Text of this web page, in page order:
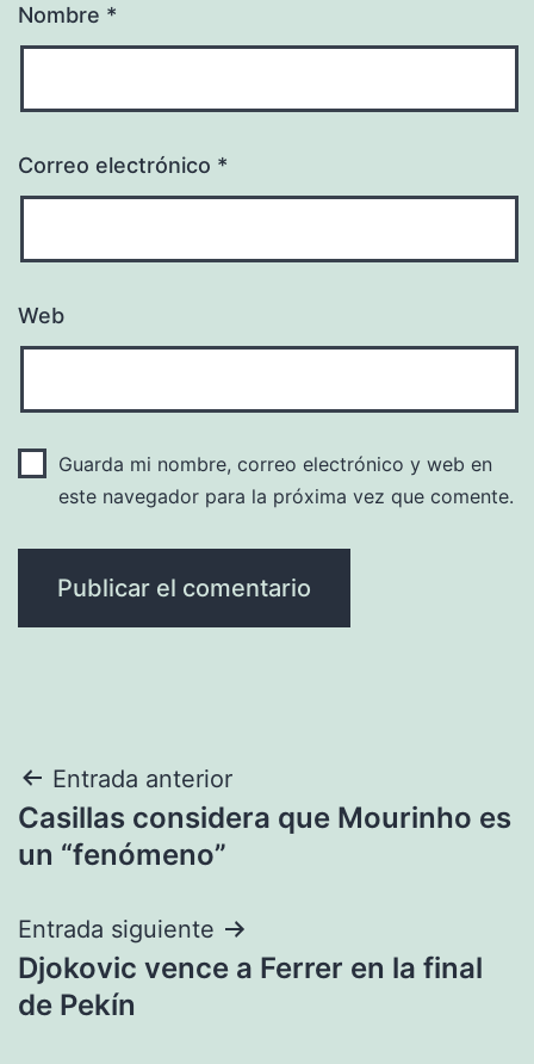
Nombre *
Correo electrónico *
Web
Guarda mi nombre, correo electrónico y web en
este navegador para la próxima vez que comente.
Navegación
de
Entrada anterior
Casillas considera que Mourinho es
un “fenómeno”
Entrada siguiente
Djokovic vence a Ferrer en la final
de Pekín